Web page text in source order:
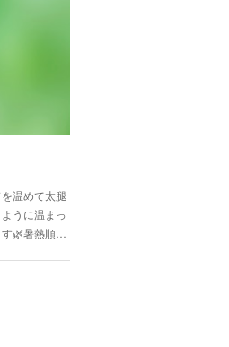
温めて太腿
うに温まっ
🌿暑熱順…